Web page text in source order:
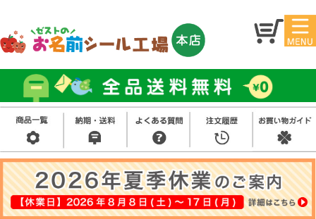
マイ
ジ
お名
前シ
ール
アイ
ロン
シー
ル
お買
い得
セッ
ト
スタ
ンプ